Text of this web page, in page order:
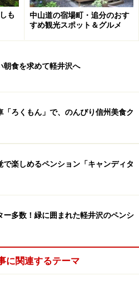
も
中山道の宿場町・追分のおす
すめ観光スポット＆グルメ
朝食を求めて軽井沢へ
「ろくもん」で、のんびり信州美食ク
で楽しめるペンション「キャンディタ
ー多数！緑に囲まれた軽井沢のペンシ
に関連するテーマ